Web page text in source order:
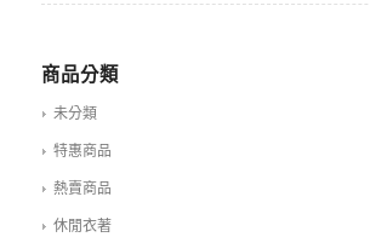
商品分類
未分類
特惠商品
熱賣商品
休閒衣著